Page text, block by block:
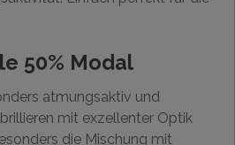
50% Modal
atmungsaktiv und
mit exzellenter Optik
die Mischung mit